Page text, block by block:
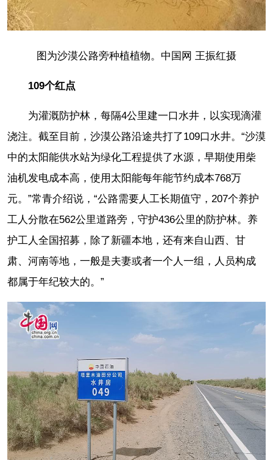
图为沙漠公路旁种植植物。中国网 王振红摄
109个红点
为灌溉防护林，每隔4公里建一口水井，以实现滴灌
浇注。截至目前，沙漠公路沿途共打了109口水井。“沙漠
中的太阳能供水站为绿化工程提供了水源，早期使用柴
油机发电成本高，使用太阳能每年能节约成本768万
元。”常青介绍说，“公路需要人工长期值守，207个养护
工人分散在562公里道路旁，守护436公里的防护林。养
护工人全国招募，除了新疆本地，还有来自山西、甘
肃、河南等地，一般是夫妻或者一个人一组，人员构成
都属于年纪较大的。”